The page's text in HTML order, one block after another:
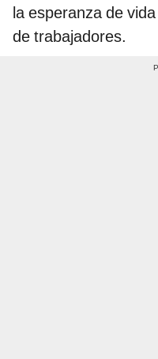
la esperanza de
de trabajadores.